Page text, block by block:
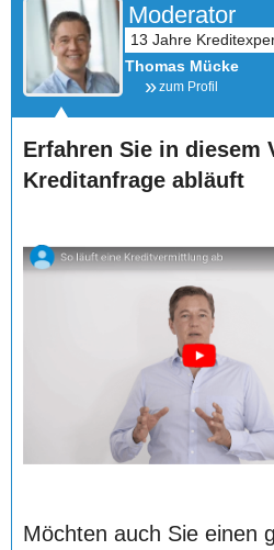
Moderator
Thomas Mücke
zum Profil
Erfahren Sie in diesem
Kreditanfrage abläuft
Möchten auch Sie einen